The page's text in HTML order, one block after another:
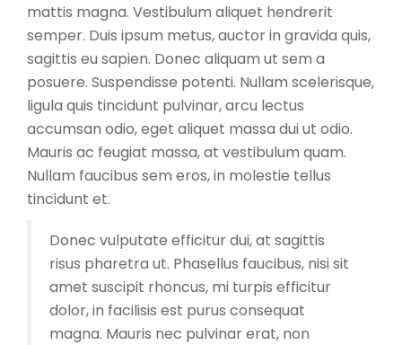
mattis magna. Vestibulum aliquet hendrerit
semper. Duis ipsum metus, auctor in gravida quis,
sagittis eu sapien. Donec aliquam ut sem a
posuere. Suspendisse potenti. Nullam scelerisque,
ligula quis tincidunt pulvinar, arcu lectus
accumsan odio, eget aliquet massa dui ut odio.
Mauris ac feugiat massa, at vestibulum quam.
Nullam faucibus sem eros, in molestie tellus
tincidunt et.
Donec vulputate efficitur dui, at sagittis
risus pharetra ut. Phasellus faucibus, nisi sit
amet suscipit rhoncus, mi turpis efficitur
dolor, in facilisis est purus consequat
magna. Mauris nec pulvinar erat, non